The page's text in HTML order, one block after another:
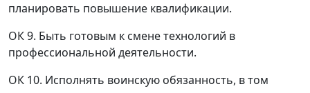
планировать повышение квалификации.
ОК 9. Быть готовым к смене технологий в
профессиональной деятельности.
ОК 10. Исполнять воинскую обязанность, в том